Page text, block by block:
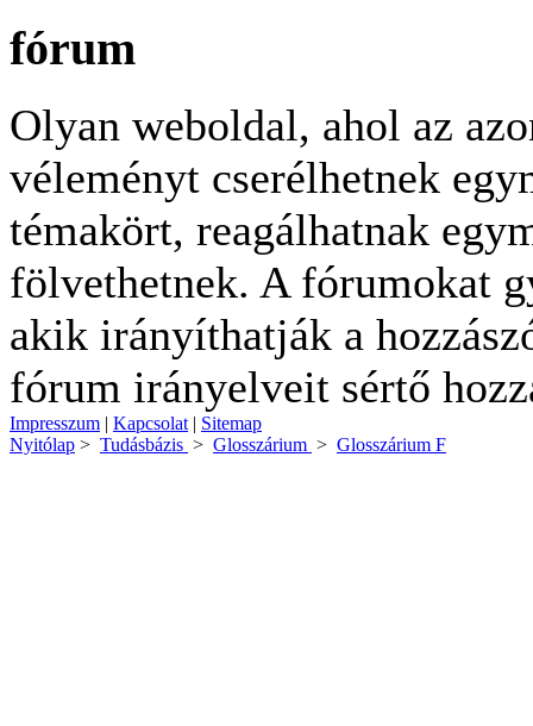
fórum
Olyan weboldal, ahol az
véleményt cserélhetnek
témakört, reagálhatnak
fölvethetnek. A fórumokat
akik irányíthatják a
fórum irányelveit sértő
Impresszum | Kapcsolat | Sitemap
Nyitólap > Tudásbázis > Glosszárium > Glosszárium F